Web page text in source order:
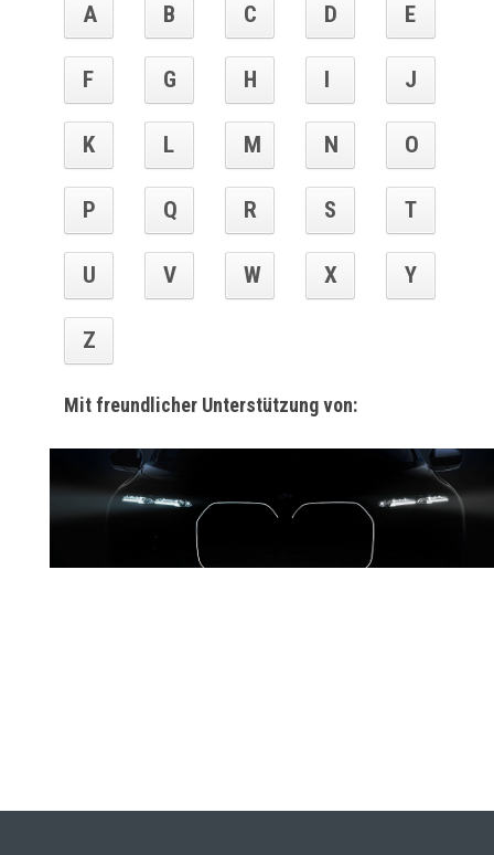
A B C D E
F G H I J
K L M N O
P Q R S T
U V W X Y
Z
Mit freundlicher Unterstützung von: